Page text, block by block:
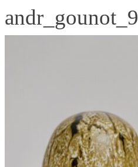
andr_gounot_9